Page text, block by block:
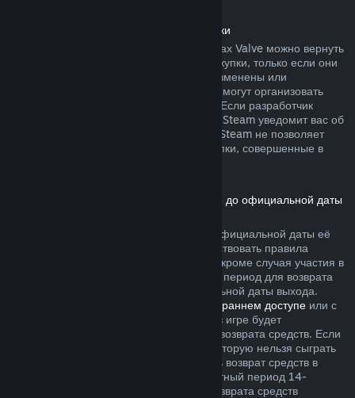
Возврат средств за внутриигровые покупки
Средства за внутриигровые товары в играх Valve можно вернуть
в течение сорока восьми часов после покупки, только если они
не были безвозвратно израсходованы, изменены или
перенесены. Другие разработчики также могут организовать
возвраты подобного рода в своих играх. Если разработчик
позволяет вернуть деньги за эти товары, Steam уведомит вас об
этом при покупке. В остальных случаях, Steam не позволяет
вернуть средства за внутриигровые покупки, совершенные в
Возврат средств за игры, приобретённые до официальной даты
Если вы приобретаете игру в Steam до официальной даты её
выхода, для возврата средств будут действовать правила
двухчасового лимита игрового времени (кроме случая участия в
бета-тестировании), однако 14-дневный период для возврата
средств начнётся только после официальной даты выхода.
раннем доступеили с
, всё время в игре будет
засчитываться в двухчасовой лимит для возврата средств. Если
вы оформляете предзаказ для игры, в которую нельзя сыграть
до даты её выхода, вы можете запросить возврат средств в
любой момент до её выпуска, а стандартный период 14-
дневного и двухчасового лимитов для возврата средств